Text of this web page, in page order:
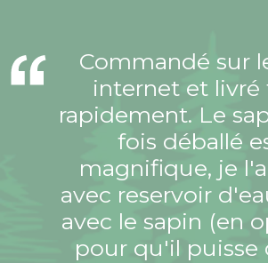
Commandé sur
internet et livré
rapidement. Le
fois déballé
magnifique, je
avec reservoir
avec le sapin (en
pour qu'il puisse